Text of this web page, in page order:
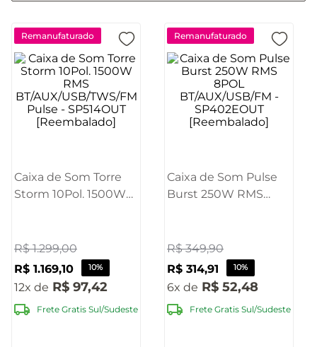
Remanufaturado
Caixa de Som Torre
Storm 10Pol. 1500W
Pulse - SP514OUT
[Reembalado]
R$ 1.299,00
R$ 1.169,10 10%
12 R$ 97,42
Frete Gratis Sul/Sudeste
Remanufaturado
Caixa de Som Pulse
Burst 250W RMS
SP402EOUT
[Reembalado]
R$ 349,90
R$ 314,91 10%
6 R$ 52,48
Frete Gratis Sul/Sudeste